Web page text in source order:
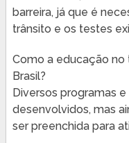
barreira, já que é
trânsito e os testes
Como a educação no
Brasil?
Diversos programas
desenvolvidos, mas
ser preenchida para